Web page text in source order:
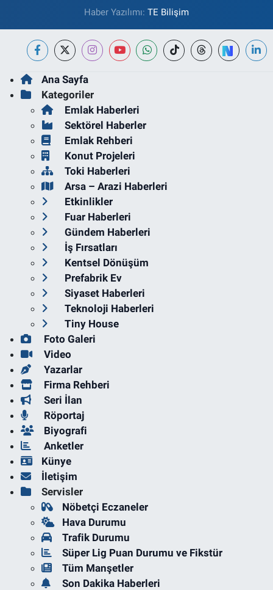
Haber Yazılımı: TE Bilişim
Ana Sayfa
Kategoriler
Emlak Haberleri
Sektörel Haberler
Emlak Rehberi
Konut Projeleri
Toki Haberleri
Arsa – Arazi Haberleri
Etkinlikler
Fuar Haberleri
Gündem Haberleri
İş Fırsatları
Kentsel Dönüşüm
Prefabrik Ev
Siyaset Haberleri
Teknoloji Haberleri
Tiny House
Foto Galeri
Video
Yazarlar
Firma Rehberi
Seri İlan
Röportaj
Biyografi
Anketler
Künye
İletişim
Servisler
Nöbetçi Eczaneler
Hava Durumu
Trafik Durumu
Süper Lig Puan Durumu ve Fikstür
Tüm Manşetler
Son Dakika Haberleri